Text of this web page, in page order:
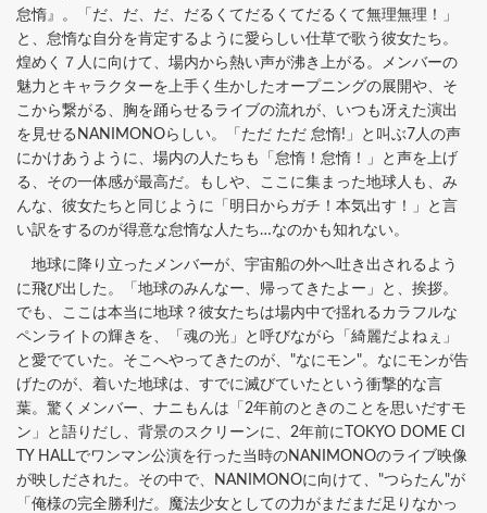
怠惰』。「だ、だ、だ、だるくてだるくてだるくて無理無理！」
と、怠惰な自分を肯定するように愛らしい仕草で歌う彼女たち。
煌めく７人に向けて、場内から熱い声が沸き上がる。メンバーの
魅力とキャラクターを上手く生かしたオープニングの展開や、そ
こから繋がる、胸を踊らせるライブの流れが、いつも冴えた演出
を見せるNANIMONOらしい。「ただ ただ 怠惰!」と叫ぶ7人の声
にかけあうように、場内の人たちも「怠惰！怠惰！」と声を上げ
る、その一体感が最高だ。もしや、ここに集まった地球人も、み
んな、彼女たちと同じように「明日からガチ！本気出す！」と言
い訳をするのが得意な怠惰な人たち…なのかも知れない。
地球に降り立ったメンバーが、宇宙船の外へ吐き出されるよう
に飛び出した。「地球のみんなー、帰ってきたよー」と、挨拶。
でも、ここは本当に地球？彼女たちは場内中で揺れるカラフルな
ペンライトの輝きを、「魂の光」と呼びながら「綺麗だよねぇ」
と愛でていた。そこへやってきたのが、"なにモン"。なにモンが告
げたのが、着いた地球は、すでに滅びていたという衝撃的な言
葉。驚くメンバー、ナニもんは「2年前のときのことを思いだすモ
ン」と語りだし、背景のスクリーンに、2年前にTOKYO DOME CI
TY HALLでワンマン公演を行った当時のNANIMONOのライブ映像
が映しだされた。その中で、NANIMONOに向けて、"つらたん"が
「俺様の完全勝利だ。魔法少女としての力がまだまだ足りなかっ